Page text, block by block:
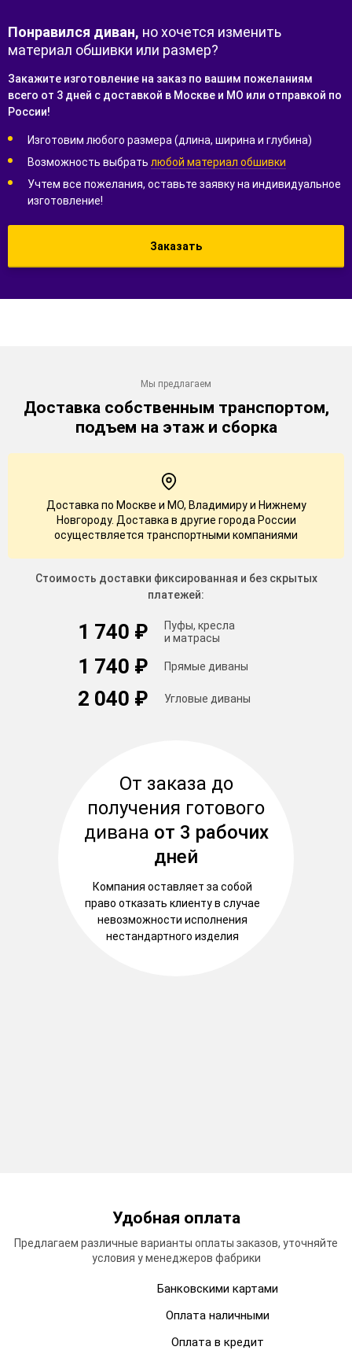
Понравился диван, но хочется изменить
материал обшивки или размер?
Закажите изготовление на заказ по вашим пожеланиям
всего от 3 дней с доставкой в Москве и МО или отправкой по
России!
Изготовим любого размера (длина, ширина и глубина)
Возможность выбрать любой материал обшивки
Учтем все пожелания, оставьте заявку на индивидуальное
изготовление!
Заказать
Мы предлагаем
Доставка собственным транспортом,
подъем на этаж и сборка
Доставка по Москве и МО, Владимиру и Нижнему
Новгороду. Доставка в другие города России
осуществляется транспортными компаниями
Стоимость доставки фиксированная и без скрытых
платежей:
1 740 ₽
Пуфы, кресла
и матрасы
1 740 ₽ Прямые диваны
2 040 ₽ Угловые диваны
От заказа до
получения готового
дивана от 3 рабочих
дней
Компания оставляет за собой
право отказать клиенту в случае
невозможности исполнения
нестандартного изделия
Удобная оплата
Предлагаем различные варианты оплаты заказов, уточняйте
условия у менеджеров фабрики
Банковскими картами
Оплата наличными
Оплата в кредит